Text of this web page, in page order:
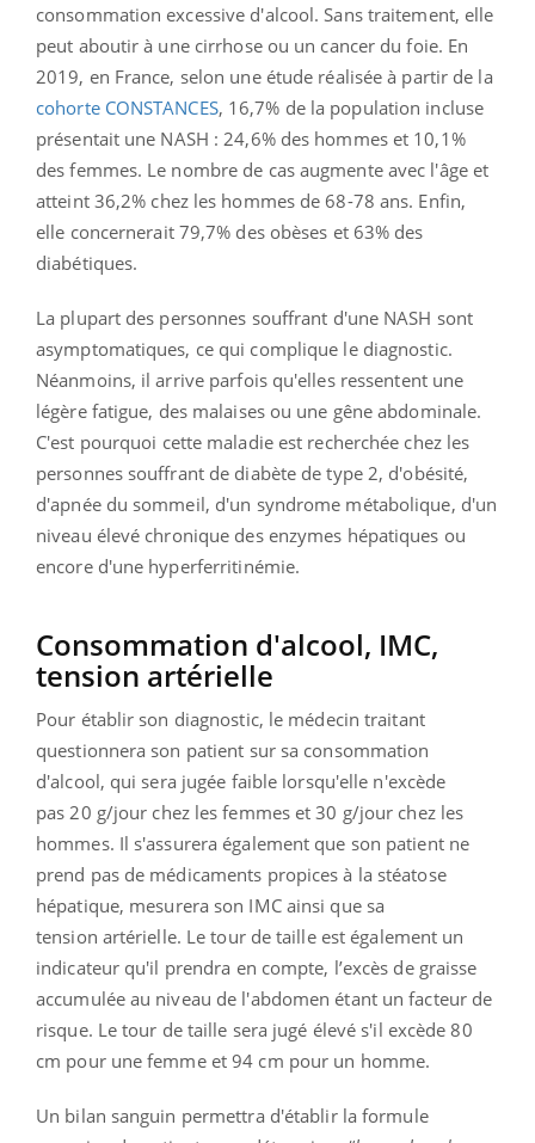
consommation excessive d'alcool. Sans traitement, elle
peut aboutir à une cirrhose ou un cancer du foie. En
2019, en France, selon une étude réalisée à partir de la
cohorte CONSTANCES, 16,7% de la population incluse
présentait une NASH : 24,6% des hommes et 10,1%
des femmes. Le nombre de cas augmente avec l'âge et
atteint 36,2% chez les hommes de 68-78 ans. Enfin,
elle concernerait 79,7% des obèses et 63% des
diabétiques.
La plupart des personnes souffrant d'une NASH sont
asymptomatiques, ce qui complique le diagnostic.
Néanmoins, il arrive parfois qu'elles ressentent une
légère fatigue, des malaises ou une gêne abdominale.
C'est pourquoi cette maladie est recherchée chez les
personnes souffrant de diabète de type 2, d'obésité,
d'apnée du sommeil, d'un syndrome métabolique, d'un
niveau élevé chronique des enzymes hépatiques ou
encore d'une hyperferritinémie.
Consommation d'alcool, IMC,
tension artérielle
Pour établir son diagnostic, le médecin traitant
questionnera son patient sur sa consommation
d'alcool, qui sera jugée faible lorsqu'elle n'excède
pas 20 g/jour chez les femmes et 30 g/jour chez les
hommes. Il s'assurera également que son patient ne
prend pas de médicaments propices à la stéatose
hépatique, mesurera son IMC ainsi que sa
tension artérielle. Le tour de taille est également un
indicateur qu'il prendra en compte, l’excès de graisse
accumulée au niveau de l'abdomen étant un facteur de
risque. Le tour de taille sera jugé élevé s'il excède 80
cm pour une femme et 94 cm pour un homme.
Un bilan sanguin permettra d'établir la formule